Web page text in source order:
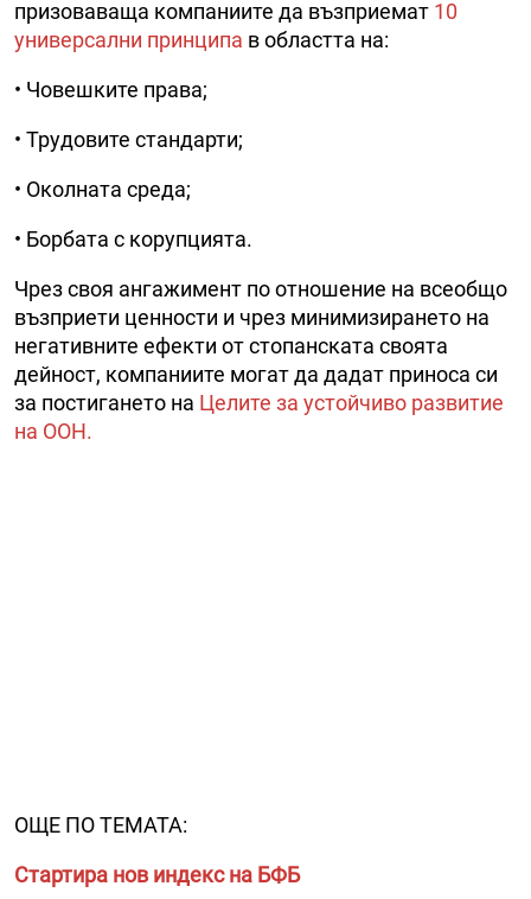
призоваваща компаниите да възприемат 10
универсални принципа в областта на:
• Човешките права;
• Трудовите стандарти;
• Околната среда;
• Борбата с корупцията.
Чрез своя ангажимент по отношение на всеобщо
възприети ценности и чрез минимизирането на
негативните ефекти от стопанската своята
дейност, компаниите могат да дадат приноса си
за постигането на Целите за устойчиво развитие
на ООН.
ОЩЕ ПО ТЕМАТА:
Стартира нов индекс на БФБ